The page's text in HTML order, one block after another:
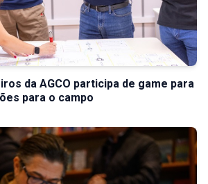
da AGCO participa de game para
para o campo